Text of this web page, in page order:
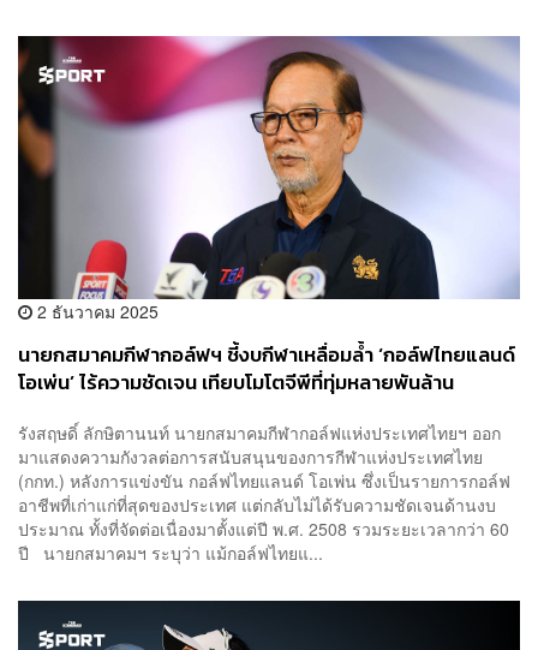
2 ธันวาคม 2025
นายกสมาคมกีฬากอล์ฟฯ ชี้งบกีฬาเหลื่อมล้ำ ‘กอล์ฟไทยแลนด์
โอเพ่น’ ไร้ความชัดเจน เทียบโมโตจีพีที่ทุ่มหลายพันล้าน
รังสฤษดิ์ ลักษิตานนท์ นายกสมาคมกีฬากอล์ฟแห่งประเทศไทยฯ ออก
มาแสดงความกังวลต่อการสนับสนุนของการกีฬาแห่งประเทศไทย
(กกท.) หลังการแข่งขัน กอล์ฟไทยแลนด์ โอเพ่น ซึ่งเป็นรายการกอล์ฟ
อาชีพที่เก่าแก่ที่สุดของประเทศ แต่กลับไม่ได้รับความชัดเจนด้านงบ
ประมาณ ทั้งที่จัดต่อเนื่องมาตั้งแต่ปี พ.ศ. 2508 รวมระยะเวลากว่า 60
ปี นายกสมาคมฯ ระบุว่า แม้กอล์ฟไทยแ...